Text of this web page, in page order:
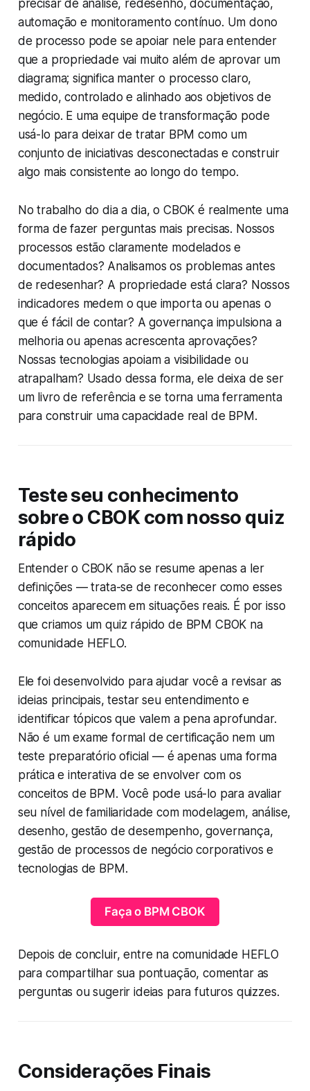
precisar de análise, redesenho, documentação,
automação e monitoramento contínuo. Um dono
de processo pode se apoiar nele para entender
que a propriedade vai muito além de aprovar um
diagrama; significa manter o processo claro,
medido, controlado e alinhado aos objetivos de
negócio. E uma equipe de transformação pode
usá-lo para deixar de tratar BPM como um
conjunto de iniciativas desconectadas e construir
algo mais consistente ao longo do tempo.
No trabalho do dia a dia, o CBOK é realmente uma
forma de fazer perguntas mais precisas. Nossos
processos estão claramente modelados e
documentados? Analisamos os problemas antes
de redesenhar? A propriedade está clara? Nossos
indicadores medem o que importa ou apenas o
que é fácil de contar? A governança impulsiona a
melhoria ou apenas acrescenta aprovações?
Nossas tecnologias apoiam a visibilidade ou
atrapalham? Usado dessa forma, ele deixa de ser
um livro de referência e se torna uma ferramenta
para construir uma capacidade real de BPM.
Teste seu conhecimento
sobre o CBOK com nosso quiz
rápido
Entender o CBOK não se resume apenas a ler
definições — trata-se de reconhecer como esses
conceitos aparecem em situações reais. É por isso
que criamos um quiz rápido de BPM CBOK na
comunidade HEFLO.
Ele foi desenvolvido para ajudar você a revisar as
ideias principais, testar seu entendimento e
identificar tópicos que valem a pena aprofundar.
Não é um exame formal de certificação nem um
teste preparatório oficial — é apenas uma forma
prática e interativa de se envolver com os
conceitos de BPM. Você pode usá-lo para avaliar
seu nível de familiaridade com modelagem, análise,
desenho, gestão de desempenho, governança,
gestão de processos de negócio corporativos e
tecnologias de BPM.
Faça o BPM CBOK
Depois de concluir, entre na comunidade HEFLO
para compartilhar sua pontuação, comentar as
perguntas ou sugerir ideias para futuros quizzes.
Considerações Finais